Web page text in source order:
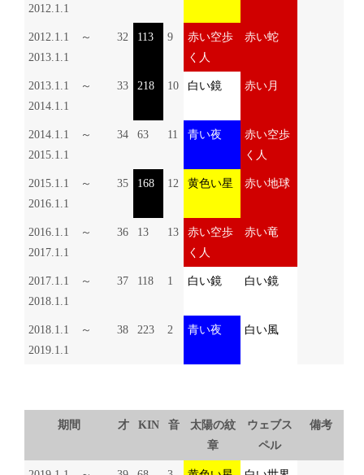
2012.1.1
2012.1.1 ～
2013.1.1
32 113 9
赤い空歩
く人
赤い蛇
2013.1.1 ～
2014.1.1
33 218 10 白い鏡 赤い月
2014.1.1 ～
2015.1.1
34 63 11 青い夜
赤い空歩
く人
2015.1.1 ～
2016.1.1
35 168 12 黄色い星 赤い地球
2016.1.1 ～
2017.1.1
36 13 13
赤い空歩
く人
赤い竜
2017.1.1 ～
2018.1.1
37 118 1 白い鏡 白い鏡
2018.1.1 ～
2019.1.1
38 223 2 青い夜 白い風
期間 才 KIN 音
太陽の紋
章
ウェブス
ペル
備考